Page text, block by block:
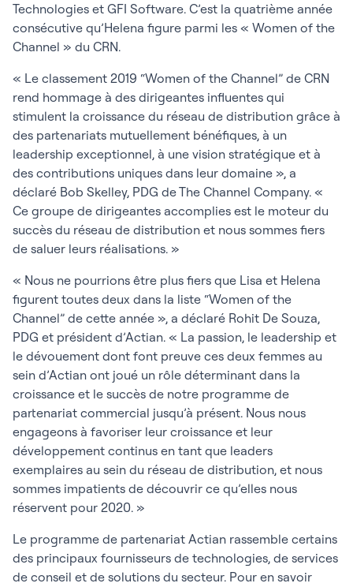
Technologies et GFI Software. C’est la quatrième année
consécutive qu’Helena figure parmi les « Women of the
Channel » du CRN.
« Le classement 2019 “Women of the Channel” de CRN
rend hommage à des dirigeantes influentes qui
stimulent la croissance du réseau de distribution grâce à
des partenariats mutuellement bénéfiques, à un
leadership exceptionnel, à une vision stratégique et à
des contributions uniques dans leur domaine », a
déclaré Bob Skelley, PDG de The Channel Company. «
Ce groupe de dirigeantes accomplies est le moteur du
succès du réseau de distribution et nous sommes fiers
de saluer leurs réalisations. »
« Nous ne pourrions être plus fiers que Lisa et Helena
figurent toutes deux dans la liste “Women of the
Channel” de cette année », a déclaré Rohit De Souza,
PDG et président d’Actian. « La passion, le leadership et
le dévouement dont font preuve ces deux femmes au
sein d’Actian ont joué un rôle déterminant dans la
croissance et le succès de notre programme de
partenariat commercial jusqu’à présent. Nous nous
engageons à favoriser leur croissance et leur
développement continus en tant que leaders
exemplaires au sein du réseau de distribution, et nous
sommes impatients de découvrir ce qu’elles nous
réservent pour 2020. »
Le programme de partenariat Actian rassemble certains
des principaux fournisseurs de technologies, de services
de conseil et de solutions du secteur. Pour en savoir